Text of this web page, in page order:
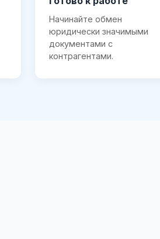
Начинайте обмен
юридически значимыми
документами с
контрагентами.